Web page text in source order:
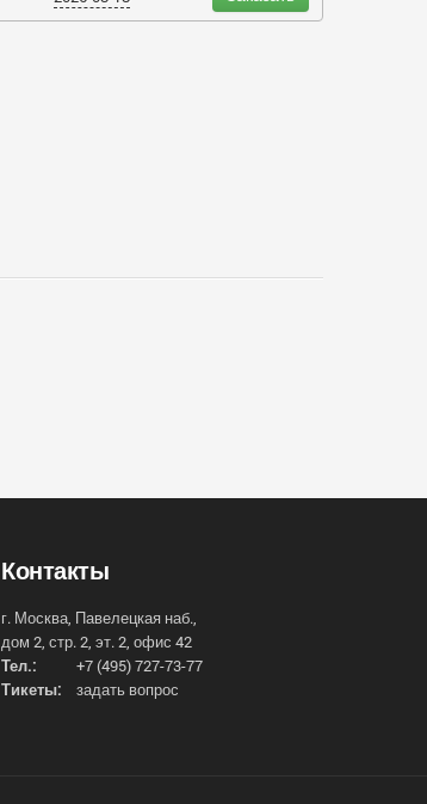
Контакты
г. Москва, Павелецкая наб.,
дом 2, стр. 2, эт. 2, офис 42
Тел.:
+7 (495) 727-73-77
Тикеты:
задать вопрос